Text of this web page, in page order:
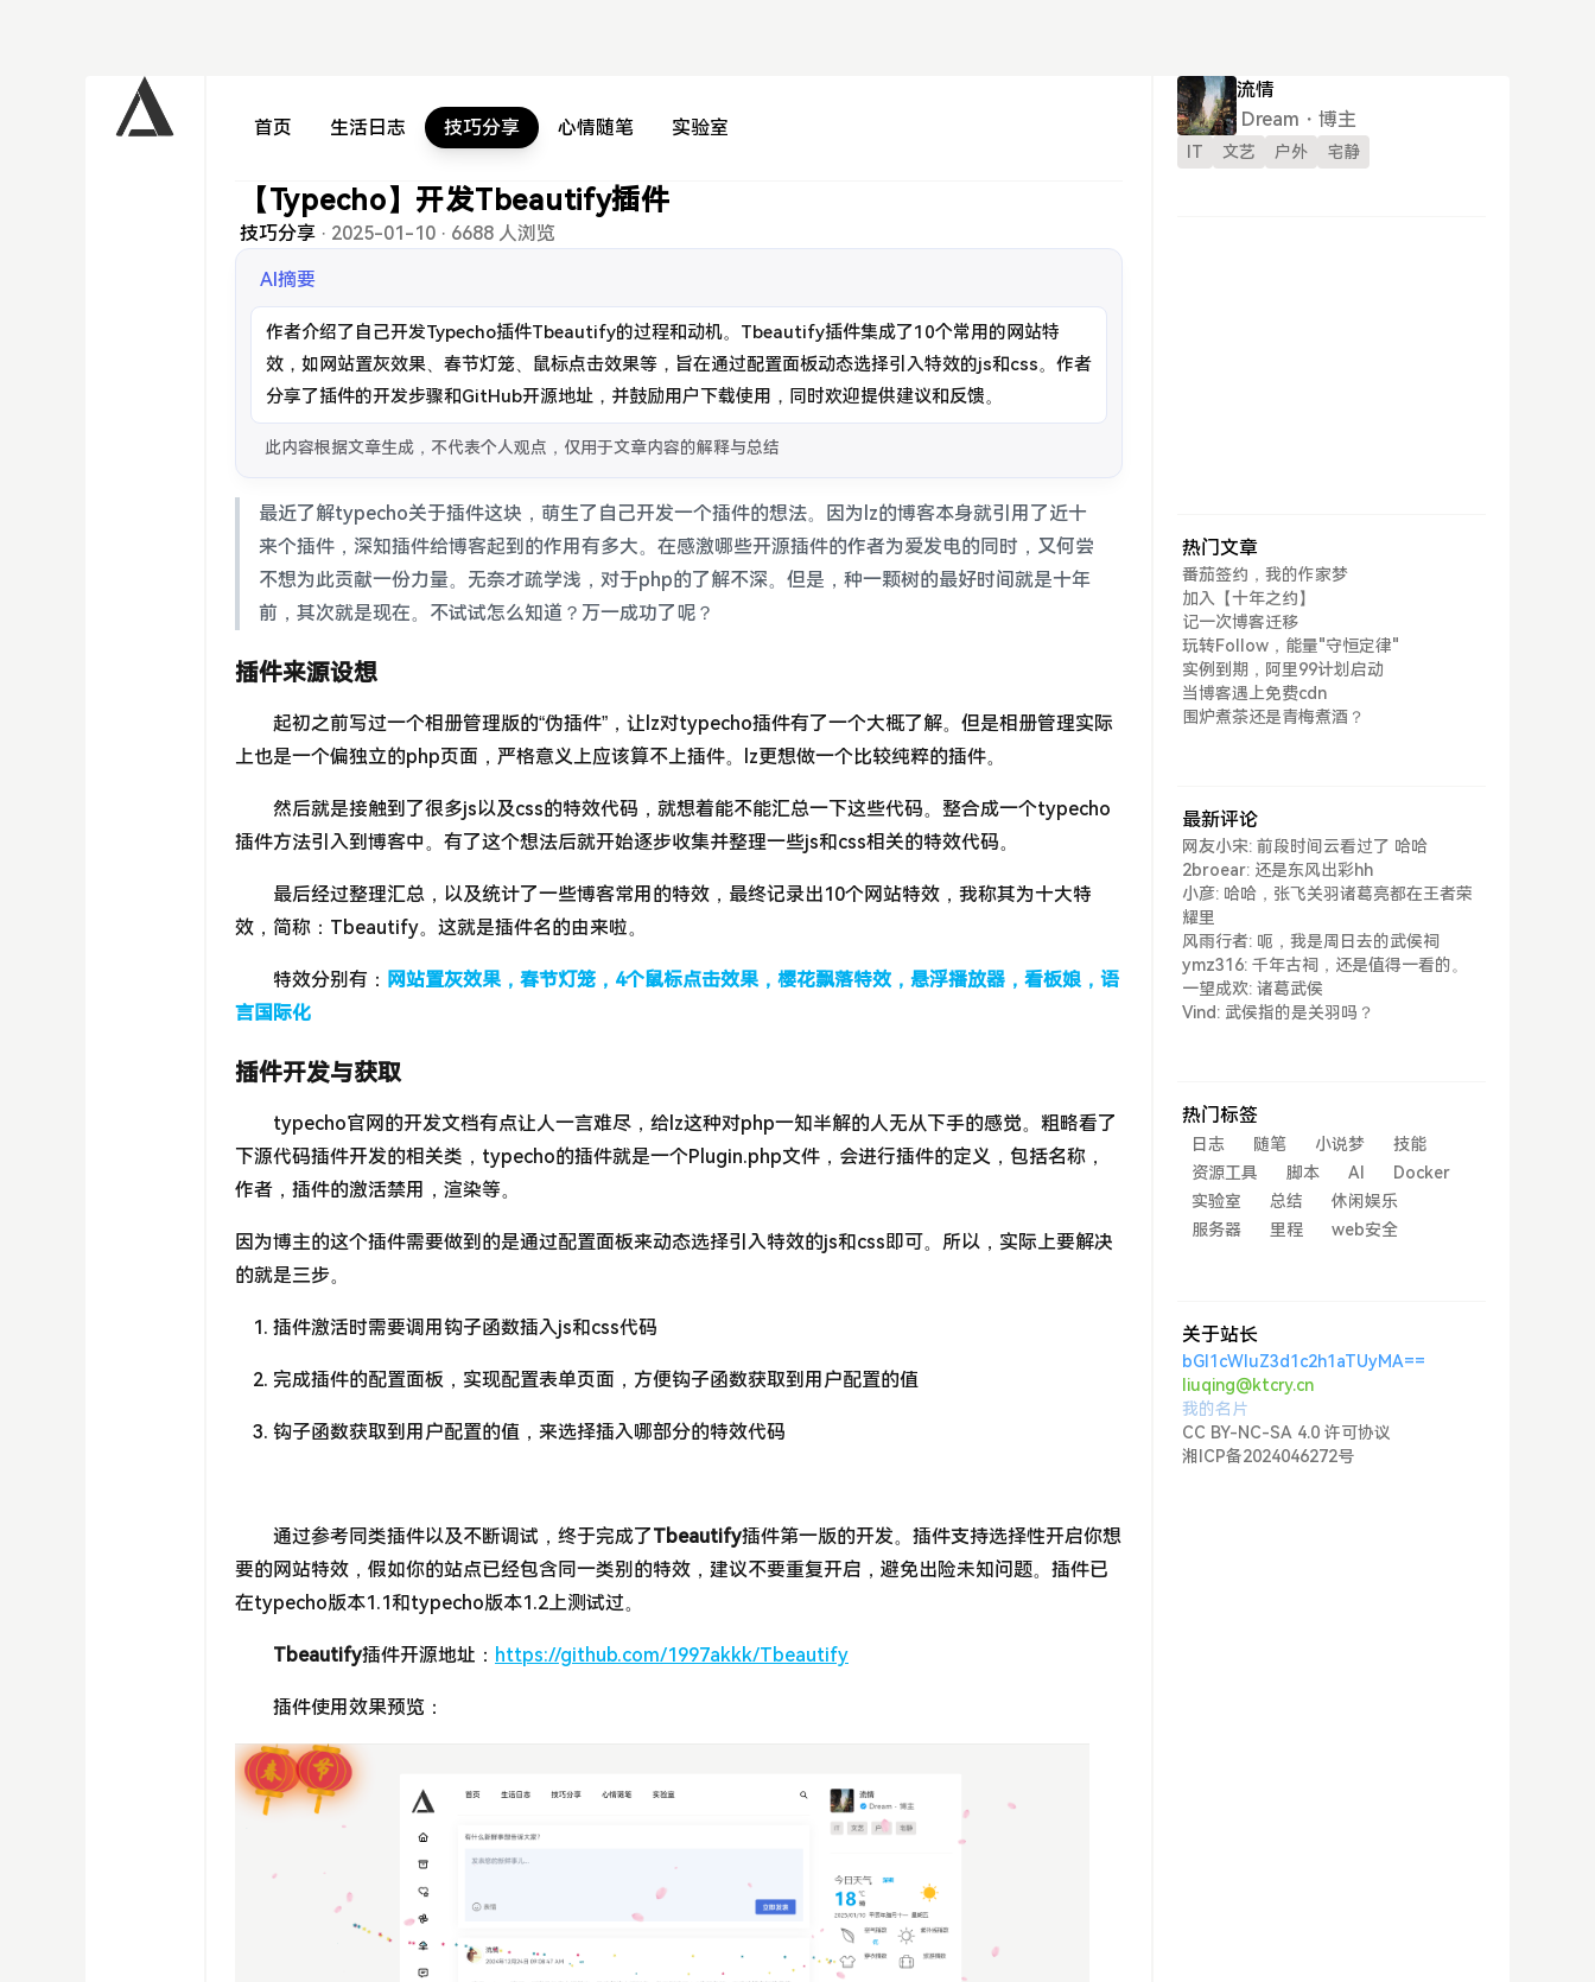
首页 生活日志 技巧分享 心情随笔 实验室
【Typecho】开发Tbeautify插件
技巧分享 · 2025-01-10 · 6688 人浏览
AI摘要
作者介绍了自己开发Typecho插件Tbeautify的过程和动机。Tbeautify插件集成了10个常用的网站特
效，如网站置灰效果、春节灯笼、鼠标点击效果等，旨在通过配置面板动态选择引入特效的js和css。作者
分享了插件的开发步骤和GitHub开源地址，并鼓励用户下载使用，同时欢迎提供建议和反馈。
此内容根据文章生成，不代表个人观点，仅用于文章内容的解释与总结
最近了解typecho关于插件这块，萌生了自己开发一个插件的想法。因为lz的博客本身就引用了近十
来个插件，深知插件给博客起到的作用有多大。在感激哪些开源插件的作者为爱发电的同时，又何尝
不想为此贡献一份力量。无奈才疏学浅，对于php的了解不深。但是，种一颗树的最好时间就是十年
前，其次就是现在。不试试怎么知道？万一成功了呢？
插件来源设想
起初之前写过一个相册管理版的“伪插件”，让lz对typecho插件有了一个大概了解。但是相册管理实际
上也是一个偏独立的php页面，严格意义上应该算不上插件。lz更想做一个比较纯粹的插件。
然后就是接触到了很多js以及css的特效代码，就想着能不能汇总一下这些代码。整合成一个typecho
插件方法引入到博客中。有了这个想法后就开始逐步收集并整理一些js和css相关的特效代码。
最后经过整理汇总，以及统计了一些博客常用的特效，最终记录出10个网站特效，我称其为十大特
效，简称：Tbeautify。这就是插件名的由来啦。
特效分别有： 网站置灰效果，春节灯笼，4个鼠标点击效果，樱花飘落特效，悬浮播放器，看板娘，语
言国际化
插件开发与获取
typecho官网的开发文档有点让人一言难尽，给lz这种对php一知半解的人无从下手的感觉。粗略看了
下源代码插件开发的相关类，typecho的插件就是一个Plugin.php文件，会进行插件的定义，包括名称，
作者，插件的激活禁用，渲染等。
因为博主的这个插件需要做到的是通过配置面板来动态选择引入特效的js和css即可。所以，实际上要解决
的就是三步。
插件激活时需要调用钩子函数插入js和css代码
完成插件的配置面板，实现配置表单页面，方便钩子函数获取到用户配置的值
钩子函数获取到用户配置的值，来选择插入哪部分的特效代码
通过参考同类插件以及不断调试，终于完成了Tbeautify插件第一版的开发。插件支持选择性开启你想
要的网站特效，假如你的站点已经包含同一类别的特效，建议不要重复开启，避免出险未知问题。插件已
在typecho版本1.1和typecho版本1.2上测试过。
Tbeautify插件开源地址： https://github.com/1997akkk/Tbeautify
插件使用效果预览：
流情
Dream・博主
IT 文艺 户外 宅静
热门文章
番茄签约，我的作家梦
加入【十年之约】
记一次博客迁移
玩转Follow，能量"守恒定律"
实例到期，阿里99计划启动
当博客遇上免费cdn
围炉煮茶还是青梅煮酒？
最新评论
网友小宋: 前段时间云看过了 哈哈
2broear: 还是东风出彩hh
小彦: 哈哈，张飞关羽诸葛亮都在王者荣
耀里
风雨行者: 呃，我是周日去的武侯祠
ymz316: 千年古祠，还是值得一看的。
一望成欢: 诸葛武侯
Vind: 武侯指的是关羽吗？
热门标签
日志 随笔 小说梦
技能
资源工具
脚本 AI
Docker
实验室
总结
休闲娱乐
服务器
里程 web安全
关于站长
bGl1cWluZ3d1c2h1aTUyMA==
liuqing@ktcry.cn
我的名片
CC BY-NC-SA 4.0 许可协议
湘ICP备2024046272号